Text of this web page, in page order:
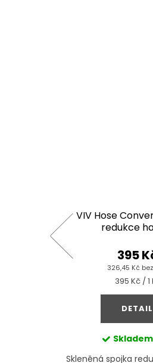
VIV Hose
redukce
326,45 Kč bez
395
Měrná
cena:
395 Kč / 1
DETAIL
Skladem
Skleněná spojka